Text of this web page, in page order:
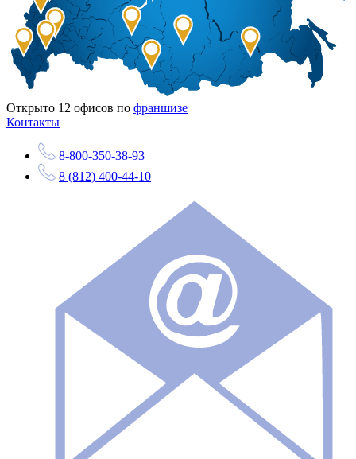
Открыто 12 офисов по франшизе
Контакты
8-800-350-38-93
8 (812) 400-44-10